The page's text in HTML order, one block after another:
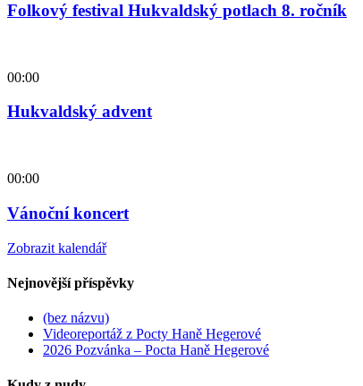
Folkový festival Hukvaldský potlach 8. ročník
00:00
Hukvaldský advent
00:00
Vánoční koncert
Zobrazit kalendář
Nejnovější příspěvky
(bez názvu)
Videoreportáž z Pocty Haně Hegerové
2026 Pozvánka – Pocta Haně Hegerové